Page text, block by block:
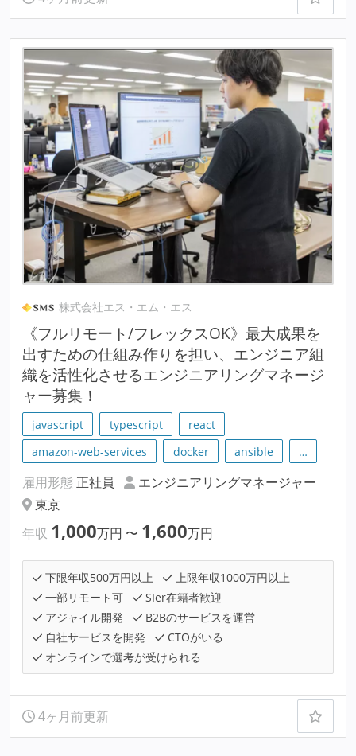
株式会社エス・エム・エス
《フルリモート/フレックスOK》最大成果を
出すための仕組み作りを担い、エンジニア組
織を活性化させるエンジニアリングマネージ
ャー募集！
javascript typescript
react
amazon-web-services
docker ansible …
雇用形態 正社員
エンジニアリングマネージャー
東京
年収 1,000万円 〜 1,600万円
下限年収500万円以上
上限年収1000万円以上
一部リモート可
SIer在籍者歓迎
アジャイル開発
B2Bのサービスを運営
自社サービスを開発
CTOがいる
オンラインで選考が受けられる
4ヶ月前更新